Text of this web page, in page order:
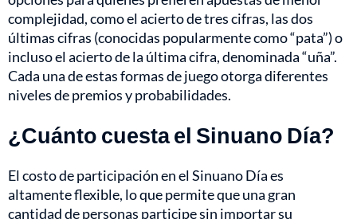
complejidad, como el acierto de tres cifras, las dos
últimas cifras (conocidas popularmente como “pata”) o
incluso el acierto de la última cifra, denominada “uña”.
Cada una de estas formas de juego otorga diferentes
niveles de premios y probabilidades.
¿Cuánto cuesta el Sinuano Día?
El costo de participación en el Sinuano Día es
altamente flexible, lo que permite que una gran
cantidad de personas participe sin importar su